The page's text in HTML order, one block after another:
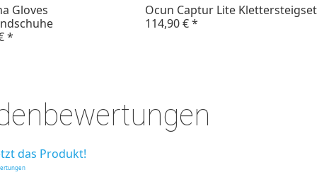
Gloves
*
Ocun Captur Lite Klettersteigset
114,90 €*
das Produkt!